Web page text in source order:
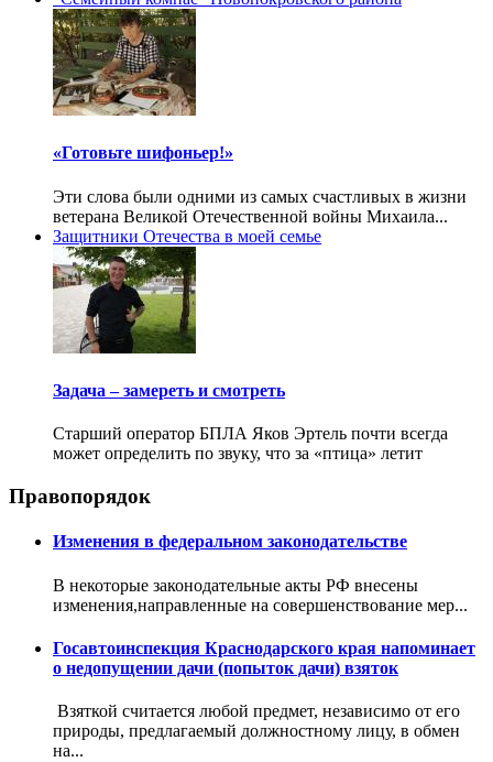
«Готовьте шифоньер!»
Эти слова были одними из самых счастливых в жизни
ветерана Великой Отечественной войны Михаила...
Защитники Отечества в моей семье
Задача – замереть и смотреть
Старший оператор БПЛА Яков Эртель почти всегда
может определить по звуку, что за «птица» летит
Правопорядок
Изменения в федеральном законодательстве
В некоторые законодательные акты РФ внесены
изменения,направленные на совершенствование мер...
Госавтоинспекция Краснодарского края напоминает
о недопущении дачи (попыток дачи) взяток
Взяткой считается любой предмет, независимо от его
природы, предлагаемый должностному лицу, в обмен
на...